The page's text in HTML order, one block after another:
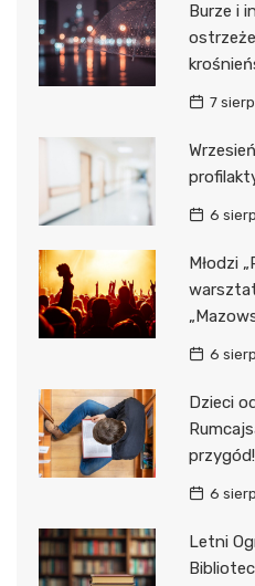
Burze i
7
6
Młodzi
6
Dzieci
przygód!
6
Letni